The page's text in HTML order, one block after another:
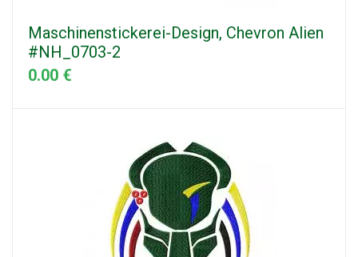
Maschinenstickerei-Design, Chevron Alien
#NH_0703-2
0.00 €